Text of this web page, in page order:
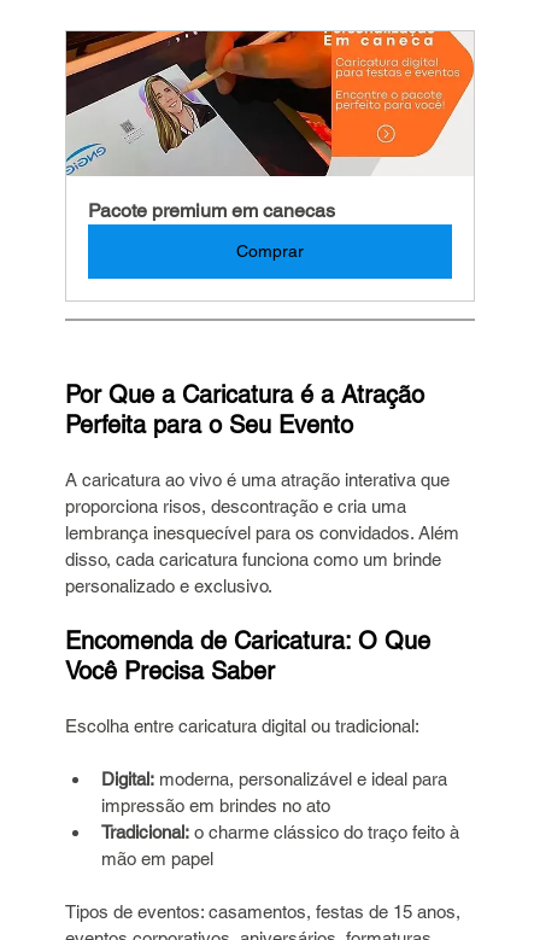
Pacote premium em canecas
Comprar
Por Que a Caricatura é a Atração
Perfeita para o Seu Evento
A caricatura ao vivo é uma atração interativa que
proporciona risos, descontração e cria uma
lembrança inesquecível para os convidados. Além
disso, cada caricatura funciona como um brinde
personalizado e exclusivo.
Encomenda de Caricatura: O Que
Você Precisa Saber
Escolha entre caricatura digital ou tradicional:
Digital: moderna, personalizável e ideal para
impressão em brindes no ato
Tradicional: o charme clássico do traço feito à
mão em papel
Tipos de eventos: casamentos, festas de 15 anos,